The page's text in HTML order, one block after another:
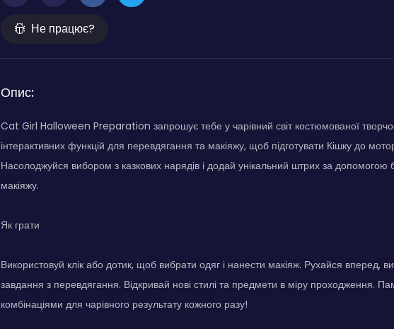
Не працює?
Опис:
Cat Girl Halloween Preparation запрошує тебе у чарівний світ костюмованої
інтерактивних функцій для перевдягання та макіяжу, щоб підготувати Кішку до
Насолоджуйся вибором з казкових нарядів і додай унікальний штрих за допомогою
макіяжу.
Як грати
Використовуй клік або дотик, щоб вибрати одяг і нанести макіяж. Рухайся вперед,
завдання з перевдягання. Відкривай нові стилі та предмети в міру проходження.
комбінаціями для чарівного результату кожного разу!